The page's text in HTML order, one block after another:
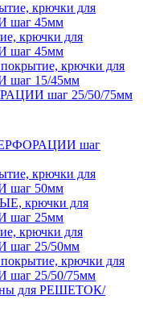
крючки для
45мм
крючки для
45мм
крючки для
15/45мм
шаг 25/50/75мм
шаг
крючки для
50мм
крючки для
25мм
крючки для
25/50мм
крючки для
25/50/75мм
для РЕШЕТОК/